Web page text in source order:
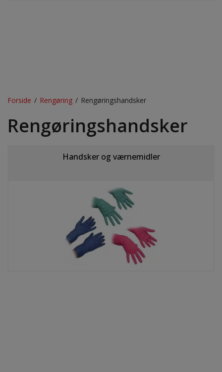
Forside / Rengøring / Rengøringshandsker
Rengøringshandsker
Handsker og værnemidler